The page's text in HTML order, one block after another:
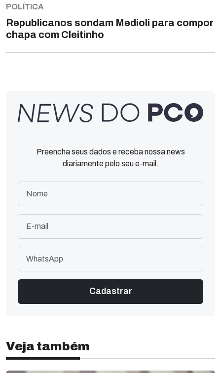
POLÍTICA
Republicanos sondam Medioli para compor
chapa com Cleitinho
Preencha seus dados e receba nossa news
diariamente pelo seu e-mail.
Veja também